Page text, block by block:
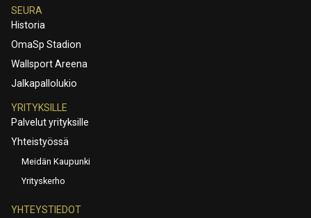
SEURA
Historia
OmaSp Stadion
Wallsport Areena
Jalkapallolukio
YRITYKSILLE
Palvelut yrityksille
Yhteistyössä
Meidän Kaupunki
Yrityskerho
YHTEYSTIEDOT